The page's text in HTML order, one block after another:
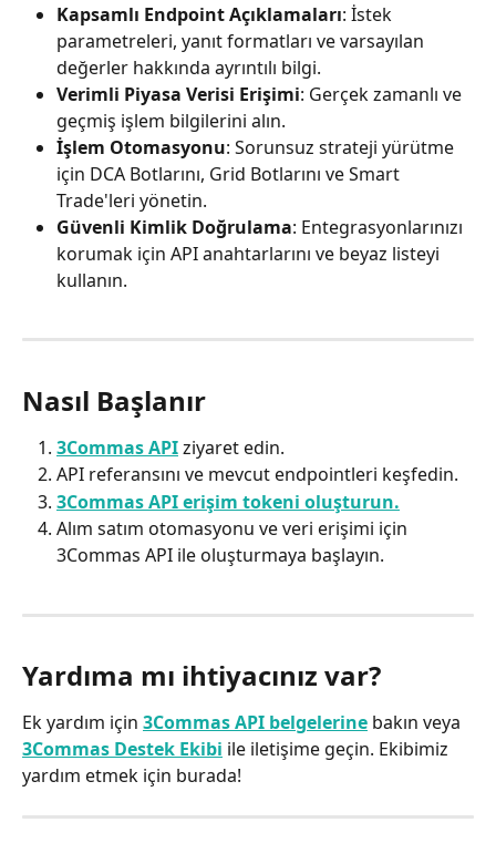
Kapsamlı Endpoint Açıklamaları: İstek
parametreleri, yanıt formatları ve varsayılan
değerler hakkında ayrıntılı bilgi.
Verimli Piyasa Verisi Erişimi: Gerçek zamanlı ve
geçmiş işlem bilgilerini alın.
İşlem Otomasyonu: Sorunsuz strateji yürütme
için DCA Botlarını, Grid Botlarını ve Smart
Trade'leri yönetin.
Güvenli Kimlik Doğrulama: Entegrasyonlarınızı
korumak için API anahtarlarını ve beyaz listeyi
kullanın.​
Nasıl Başlanır
3Commas API ziyaret edin.
API referansını ve mevcut endpointleri keşfedin.
3Commas API erişim tokeni oluşturun.
Alım satım otomasyonu ve veri erişimi için
3Commas API ile oluşturmaya başlayın.
Yardıma mı ihtiyacınız var?
Ek yardım için 3Commas API belgelerine bakın veya
3Commas Destek Ekibi ile iletişime geçin. Ekibimiz
yardım etmek için burada!